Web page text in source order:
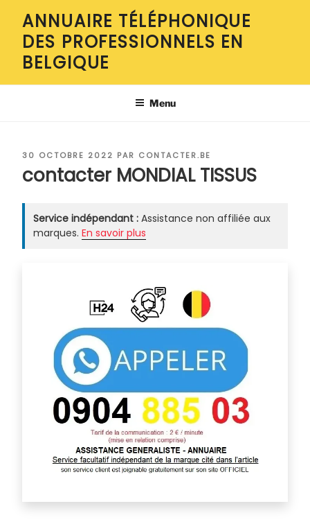
contenu
principal
ANNUAIRE TÉLÉPHONIQUE
DES PROFESSIONNELS EN
BELGIQUE
Menu
PUBLIÉ
30 OCTOBRE 2022 PAR CONTACTER.BE
contacter MONDIAL TISSUS
Service indépendant : Assistance non affiliée aux
marques. En savoir plus